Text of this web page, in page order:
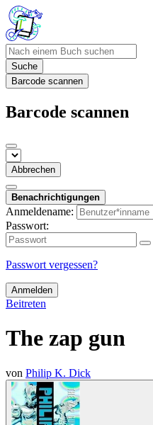
Suche
Barcode scannen
Barcode scannen
Abbrechen
Benachrichtigungen
Anmeldename:
Passwort:
Passwort vergessen?
Anmelden
Beitreten
The zap gun
von Philip K. Dick